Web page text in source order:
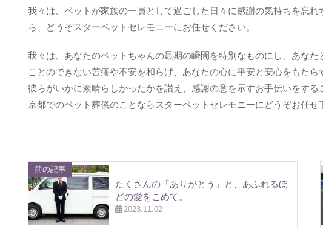
我々は、ペットが家族の一員として過ごした日々に感謝の気持ちを忘
ら、どうぞスターペットセレモニーにお任せください。
我々は、あなたのペットちゃんの最期の瞬間を特別なものにし、あな
ことのできない苦痛や不安を和らげ、あなたの心に平安と安心をもたら
彼らがいかに素晴らしかったかを讃え、感謝の意を示すお手伝いをする
京都でのペット葬儀のことならスターペットセレモニーにどうぞお任せ
前の記事
たくさんの「ありがとう」と、あふれるほ
どの愛をこめて。
2023.11.02